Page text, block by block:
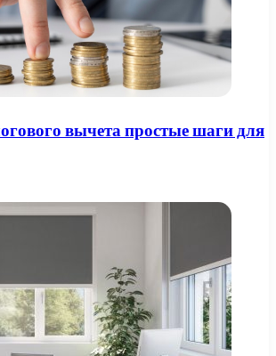
вычета простые шаги для